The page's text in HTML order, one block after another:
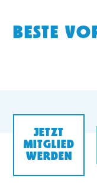
BESTE
JETZT
MITGLIED
WERDEN